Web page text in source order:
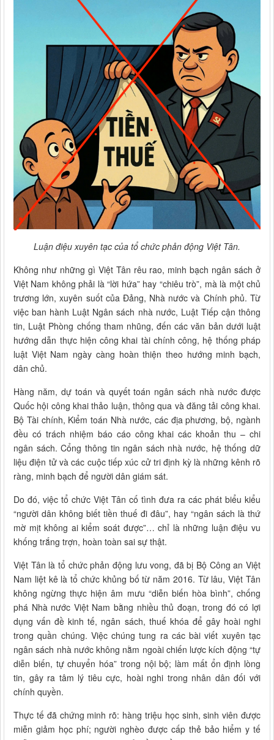
Luận điệu xuyên tạc của tổ chức phản động Việt Tân.
Không như những gì Việt Tân rêu rao, minh bạch ngân sách ở
Việt Nam không phải là “lời hứa” hay “chiêu trò”, mà là một chủ
trương lớn, xuyên suốt của Đảng, Nhà nước và Chính phủ. Từ
việc ban hành Luật Ngân sách nhà nước, Luật Tiếp cận thông
tin, Luật Phòng chống tham nhũng, đến các văn bản dưới luật
hướng dẫn thực hiện công khai tài chính công, hệ thống pháp
luật Việt Nam ngày càng hoàn thiện theo hướng minh bạch,
dân chủ.
Hàng năm, dự toán và quyết toán ngân sách nhà nước được
Quốc hội công khai thảo luận, thông qua và đăng tải công khai.
Bộ Tài chính, Kiểm toán Nhà nước, các địa phương, bộ, ngành
đều có trách nhiệm báo cáo công khai các khoản thu – chi
ngân sách. Cổng thông tin ngân sách nhà nước, hệ thống dữ
liệu điện tử và các cuộc tiếp xúc cử tri định kỳ là những kênh rõ
ràng, minh bạch để người dân giám sát.
Do đó, việc tổ chức Việt Tân cố tình đưa ra các phát biểu kiểu
“người dân không biết tiền thuế đi đâu”, hay “ngân sách là thứ
mờ mịt không ai kiểm soát được”… chỉ là những luận điệu vu
khống trắng trợn, hoàn toàn sai sự thật.
Việt Tân là tổ chức phản động lưu vong, đã bị Bộ Công an Việt
Nam liệt kê là tổ chức khủng bố từ năm 2016. Từ lâu, Việt Tân
không ngừng thực hiện âm mưu “diễn biến hòa bình”, chống
phá Nhà nước Việt Nam bằng nhiều thủ đoạn, trong đó có lợi
dụng vấn đề kinh tế, ngân sách, thuế khóa để gây hoài nghi
trong quần chúng. Việc chúng tung ra các bài viết xuyên tạc
ngân sách nhà nước không nằm ngoài chiến lược kích động “tự
diễn biến, tự chuyển hóa” trong nội bộ; làm mất ổn định lòng
tin, gây ra tâm lý tiêu cực, hoài nghi trong nhân dân đối với
chính quyền.
Thực tế đã chứng minh rõ: hàng triệu học sinh, sinh viên được
miễn giảm học phí; người nghèo được cấp thẻ bảo hiểm y tế